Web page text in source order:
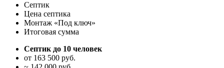
Септик
Цена септика
Монтаж «Под ключ»
Итоговая сумма
Септик до 10 человек
от 163 500 руб.